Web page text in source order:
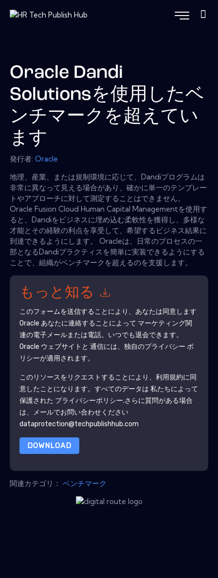
Oracle Dandi
Solutionsを使用したベ
ンチマークを超えてい
ます
発行者: Oracle
地理、産業、または規制環境に応じて、Dandiプログラムは
非常に異なって見える場合があり、確かに単一のテンプレー
トやアプローチに対して測定することはできません。
Oracle Fusion Cloud Human Capital Managementを使用す
ると、Dandiをビジネスに埋め込む柔軟性を獲得し、多様な
才能とその経験の利点を享受して、希望するビジネス結果に
到達できるようにします。 Oracleは、日常のプロセスの一
部となるDandiプラクティスを簡単に実装できるようにする
ことで、組織がベンチマークを超えるのを支援します。
もっと知る
このフォームを送信することにより、あなたは同意します
Oracle あなたに連絡することによって マーケティング関
連の電子メールまたは電話。いつでも退会できます。
Oracle ウェブサイトと 通信には、独自のプライバシー ポ
リシーが適用されます。
このリソースをリクエストすることにより、利用規約に同
意したことになります。すべてのデータは 私たちによって
保護された プライバシーポリシー.さらに質問がある場合
は、メールでお問い合わせください
dataprotection@techpublishhub.com
DOWNLOAD
関連カテゴリ： ベンチマーク